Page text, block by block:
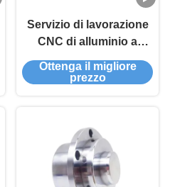
Servizio di lavorazione
CNC di alluminio a
telaio di acciaio
Ottenga il migliore
prezzo